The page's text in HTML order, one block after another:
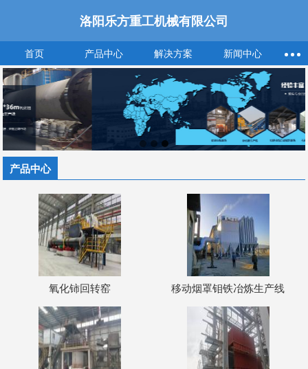
洛阳乐方重工机械有限公司
首页 产品中心 解决方案 新闻中心
产品中心
氧化铈回转窑 移动烟罩钼铁冶炼生产线